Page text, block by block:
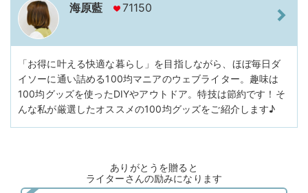
海原藍 71150
「お得に叶える快適な暮らし」を目指しながら、ほぼ毎日ダ
イソーに通い詰める100均マニアのウェブライター。趣味は
100均グッズを使ったDIYやアウトドア。特技は節約です！そ
んな私が厳選したオススメの100均グッズをご紹介します♪
ありがとうを贈ると
ライターさんの励みになります